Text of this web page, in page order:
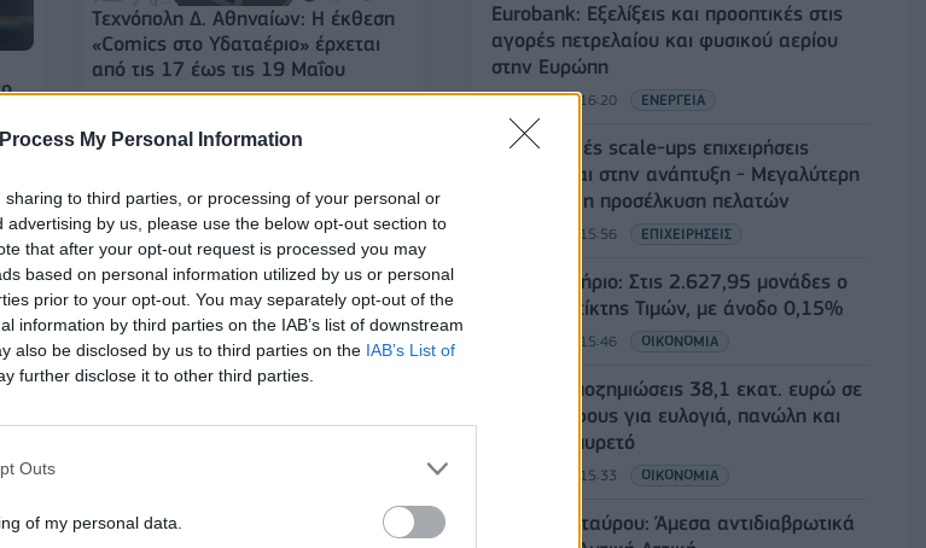
My Personal Information
to third parties, or processing of your personal or
by us, please use the below opt-out section to
that after your opt-out request is processed you may
based on personal information utilized by us or personal
prior to your opt-out. You may separately opt-out of the
information by third parties on the IAB’s list of downstream
also be disclosed by us to third parties on the IAB’s List of
further disclose it to other third parties.
Outs
of my personal data.
Τεχνόπολη Δ. Αθηναίων: Η έκθεση
«Comics στο Υδαταέριο» έρχεται
από τις 17 έως τις 19 Μαΐου
Πέθανε ο θρυλικός τραγουδιστής
05/05/2024 - 20:00
Eurobank: Εξελίξεις και προοπτικές στις
αγορές πετρελαίου και φυσικού αερίου
στην Ευρώπη
06/08/2026 - 16:20 ΕΝΕΡΓΕΙΑ
Οι ελληνικές scale-ups επιχειρήσεις
στρέφονται στην ανάπτυξη - Μεγαλύτερη
πρόκληση η προσέλκυση πελατών
06/08/2026 - 15:56 ΕΠΙΧΕΙΡΗΣΕΙΣ
Χρηματιστήριο: Στις 2.627,95 μονάδες ο
Γενικός Δείκτης Τιμών, με άνοδο 0,15%
06/08/2026 - 15:46 ΟΙΚΟΝΟΜΙΑ
ΥΠΑΑΤ: Αποζημιώσεις 38,1 εκατ. ευρώ σε
κτηνοτρόφους για ευλογιά, πανώλη και
αφθώδη πυρετό
06/08/2026 - 15:33 ΟΙΚΟΝΟΜΙΑ
Στ. Παπασταύρου: Άμεσα αντιδιαβρωτικά